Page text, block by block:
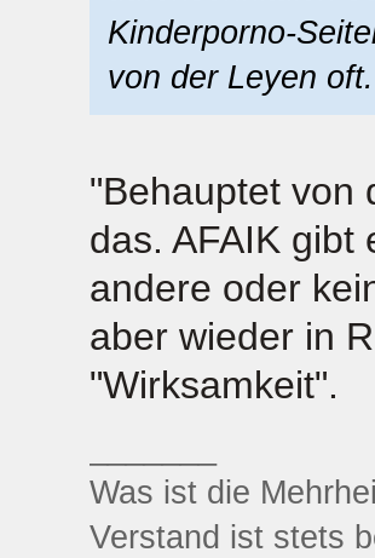
Kinderporno-
von der Leyen
"Behauptet von
das. AFAIK gibt
andere oder
aber wieder in
"Wirksamkeit".
Was ist die
Verstand ist stets